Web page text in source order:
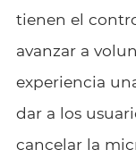
tienen el
avanzar a
experiencia
dar a los
cancelar la